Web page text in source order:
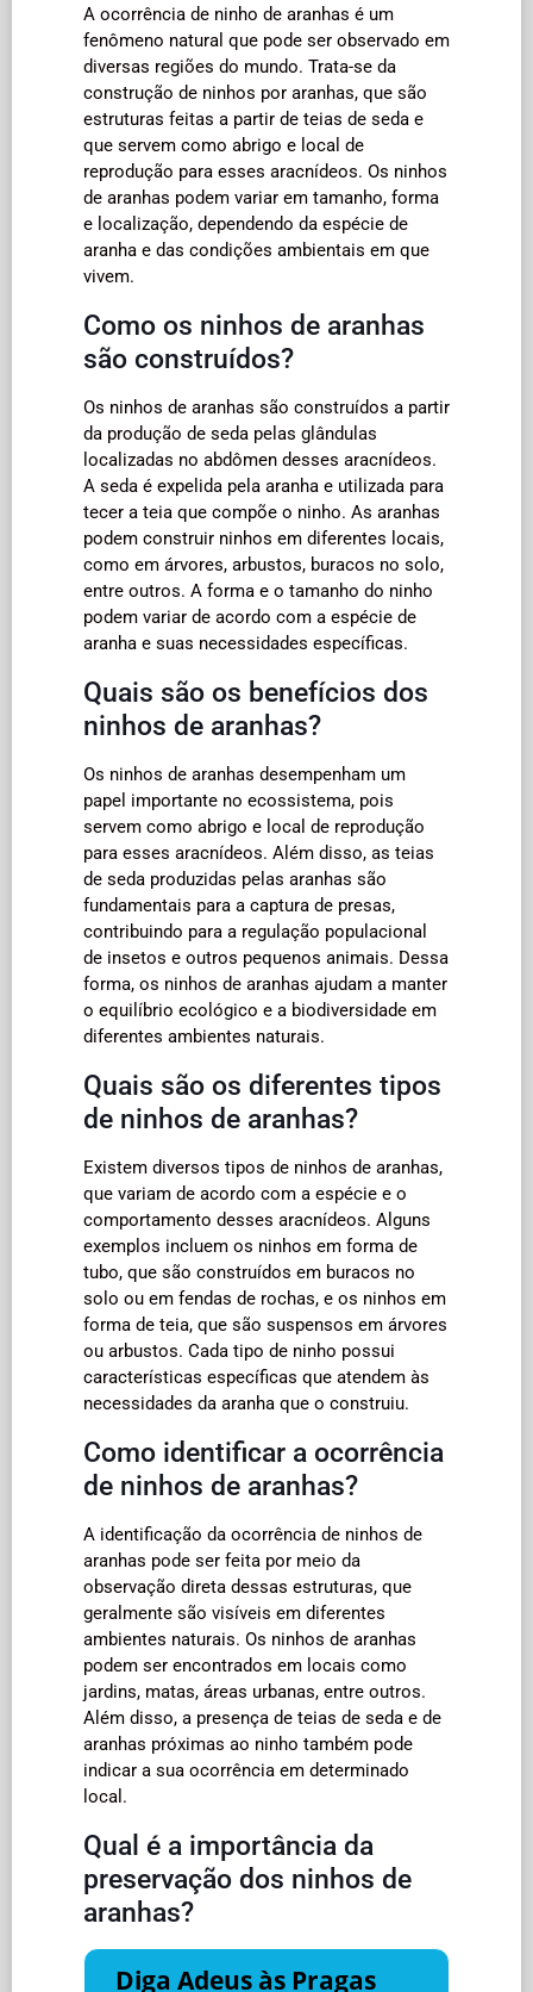
A ocorrência de ninho de aranhas é um
fenômeno natural que pode ser observado em
diversas regiões do mundo. Trata-se da
construção de ninhos por aranhas, que são
estruturas feitas a partir de teias de seda e
que servem como abrigo e local de
reprodução para esses aracnídeos. Os ninhos
de aranhas podem variar em tamanho, forma
e localização, dependendo da espécie de
aranha e das condições ambientais em que
vivem.
Como os ninhos de aranhas
são construídos?
Os ninhos de aranhas são construídos a partir
da produção de seda pelas glândulas
localizadas no abdômen desses aracnídeos.
A seda é expelida pela aranha e utilizada para
tecer a teia que compõe o ninho. As aranhas
podem construir ninhos em diferentes locais,
como em árvores, arbustos, buracos no solo,
entre outros. A forma e o tamanho do ninho
podem variar de acordo com a espécie de
aranha e suas necessidades específicas.
Quais são os benefícios dos
ninhos de aranhas?
Os ninhos de aranhas desempenham um
papel importante no ecossistema, pois
servem como abrigo e local de reprodução
para esses aracnídeos. Além disso, as teias
de seda produzidas pelas aranhas são
fundamentais para a captura de presas,
contribuindo para a regulação populacional
de insetos e outros pequenos animais. Dessa
forma, os ninhos de aranhas ajudam a manter
o equilíbrio ecológico e a biodiversidade em
diferentes ambientes naturais.
Quais são os diferentes tipos
de ninhos de aranhas?
Existem diversos tipos de ninhos de aranhas,
que variam de acordo com a espécie e o
comportamento desses aracnídeos. Alguns
exemplos incluem os ninhos em forma de
tubo, que são construídos em buracos no
solo ou em fendas de rochas, e os ninhos em
forma de teia, que são suspensos em árvores
ou arbustos. Cada tipo de ninho possui
características específicas que atendem às
necessidades da aranha que o construiu.
Como identificar a ocorrência
de ninhos de aranhas?
A identificação da ocorrência de ninhos de
aranhas pode ser feita por meio da
observação direta dessas estruturas, que
geralmente são visíveis em diferentes
ambientes naturais. Os ninhos de aranhas
podem ser encontrados em locais como
jardins, matas, áreas urbanas, entre outros.
Além disso, a presença de teias de seda e de
aranhas próximas ao ninho também pode
indicar a sua ocorrência em determinado
local.
Qual é a importância da
preservação dos ninhos de
aranhas?
Diga Adeus às Pragas